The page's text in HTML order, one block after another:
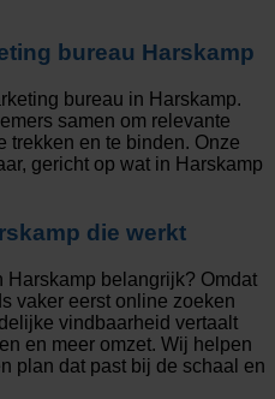
bureau Harskamp
bureau in Harskamp.
samen om relevante
trekken en te binden. Onze
gericht op wat in Harskamp
die werkt
Harskamp belangrijk? Omdat
vaker eerst online zoeken
vindbaarheid vertaalt
en meer omzet. Wij helpen
plan dat past bij de schaal en